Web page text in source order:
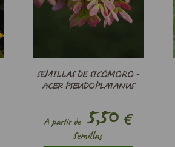
SEMILLAS DE SICÓMORO -
ACER PSEUDOPLATANUS
A partir de5,50 €
Semillas